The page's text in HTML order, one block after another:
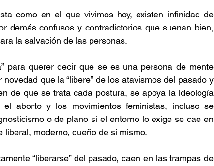
como en el que vivimos hoy, existen infinidad de
demás confusos y contradictorios que suenan bien,
la salvación de las personas.
para querer decir que se es una persona de mente
que la “libere” de los atavismos del pasado y
de que se trata cada postura, se apoya la ideología
aborto y los movimientos feministas, incluso se
o de plano si el entorno lo exige se cae en
moderno, dueño de sí mismo.
“liberarse” del pasado, caen en las trampas de